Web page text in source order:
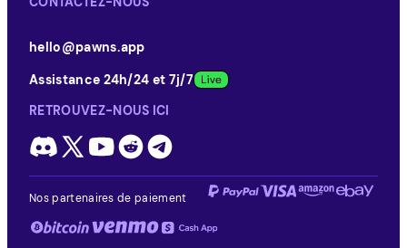
hello@pawns.app
Assistance 24h/24 et 7j/7
RETROUVEZ-NOUS ICI
Nos partenaires de paiement